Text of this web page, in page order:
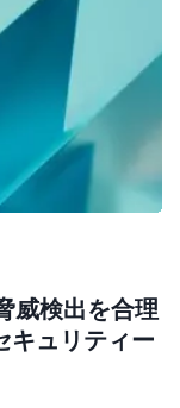
威検出を合理
キュリティー